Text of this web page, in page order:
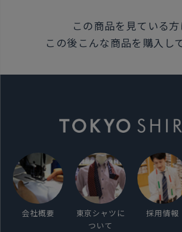
この商品を見ている方
この後こんな商品を購入し
会社概要
東京シャツに
ついて
採用情報